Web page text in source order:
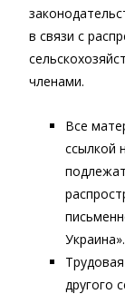
в связи с
членами.
Все
ссылкой
Украина».
другого